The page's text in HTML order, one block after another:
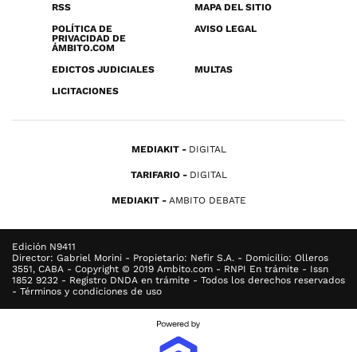
RSS
MAPA DEL SITIO
POLÍTICA DE
PRIVACIDAD DE
ÁMBITO.COM
AVISO LEGAL
EDICTOS JUDICIALES
MULTAS
LICITACIONES
MEDIAKIT DIGITAL
TARIFARIO DIGITAL
MEDIAKIT AMBITO DEBATE
Edición N9411
Director: Gabriel Morini - Propietario: Nefir S.A. - Domicilio: Olleros
3551, CABA - Copyright © 2019 Ambito.com - RNPI En trámite - Issn
1852 9232 - Registro DNDA en trámite - Todos los derechos reservados
- Términos y condiciones de uso